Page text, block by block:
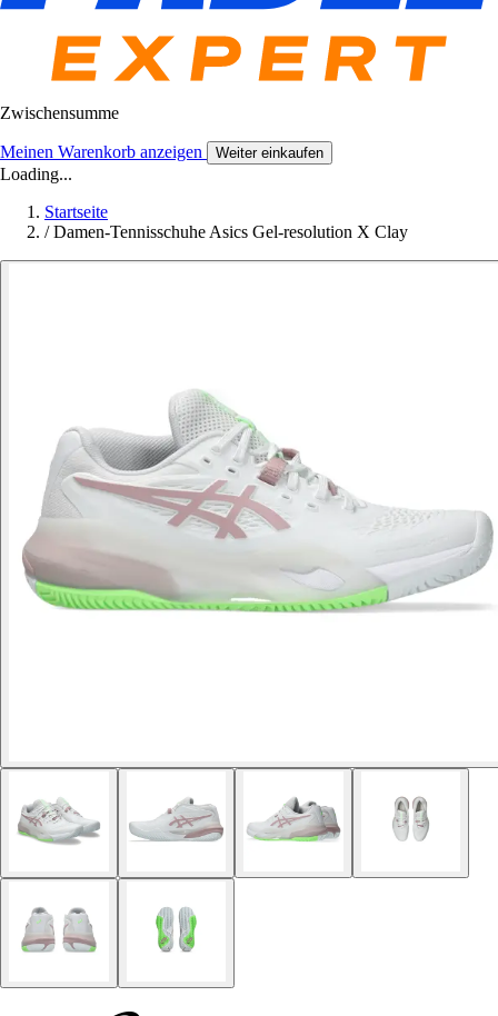
Zwischensumme
Meinen Warenkorb anzeigen Weiter einkaufen
Loading...
Startseite
/ Damen-Tennisschuhe Asics Gel-resolution X Clay